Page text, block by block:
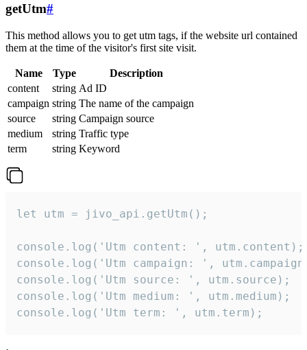
getUtm#
This method allows you to get utm tags, if the website url contained
them at the time of the visitor's first site visit.
Name Type
Description
content
string Ad ID
campaign string The name of the campaign
source
string Campaign source
medium
string Traffic type
term
string Keyword
let utm = jivo_api.getUtm();
console.log('Utm content: ', utm.content);
console.log('Utm campaign: ',
console.log('Utm source: ', utm.source);
console.log('Utm medium: ', utm.medium);
console.log('Utm term: ', utm.term);